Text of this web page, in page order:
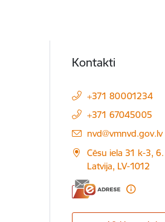
Kontakti
+371 80001234
+371 67045005
E-pasts:
nvd@vmnvd.gov.lv
Cēsu iela 31 k-3,
Latvija, LV-1012